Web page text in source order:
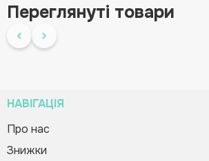
Переглянуті товари
НАВІГАЦІЯ
Про нас
Знижки